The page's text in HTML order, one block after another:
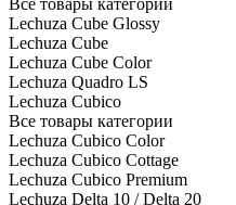
Все товары категории
Lechuza Cube Glossy
Lechuza Cube
Lechuza Cube Color
Lechuza Quadro LS
Lechuza Cubico
Все товары категории
Lechuza Cubico Color
Lechuza Cubico Cottage
Lechuza Cubico Premium
Lechuza Delta 10 / Delta 20